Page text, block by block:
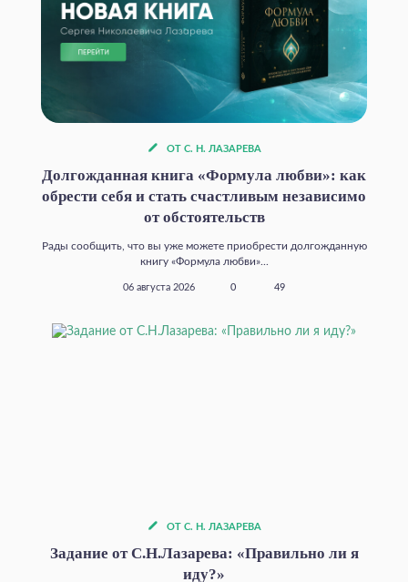
ОТ С. Н. ЛАЗАРЕВА
Долгожданная книга «Формула любви»: как
обрести себя и стать счастливым независимо
от обстоятельств
Рады сообщить, что вы уже можете приобрести долгожданную
книгу «Формула любви»...
06 августа 2026 0 49
ОТ С. Н. ЛАЗАРЕВА
Задание от С.Н.Лазарева: «Правильно ли я
иду?»